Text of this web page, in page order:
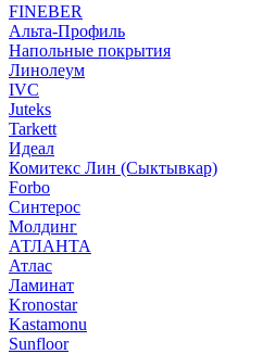
FINEBER
Альта-Профиль
Напольные покрытия
Линолеум
IVC
Juteks
Tarkett
Идеал
Комитекс Лин (Сыктывкар)
Forbo
Синтерос
Молдинг
АТЛАНТА
Атлас
Ламинат
Kronostar
Kastamonu
Sunfloor